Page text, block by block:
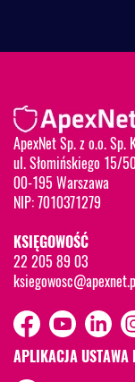
ApexNet Sp. z o.o. Sp.
ul. Słomińskiego 15/
00-195 Warszawa
NIP: 7010371279
KSIĘGOWOŚĆ
22 205 89 03
APLIKACJA USTAWA